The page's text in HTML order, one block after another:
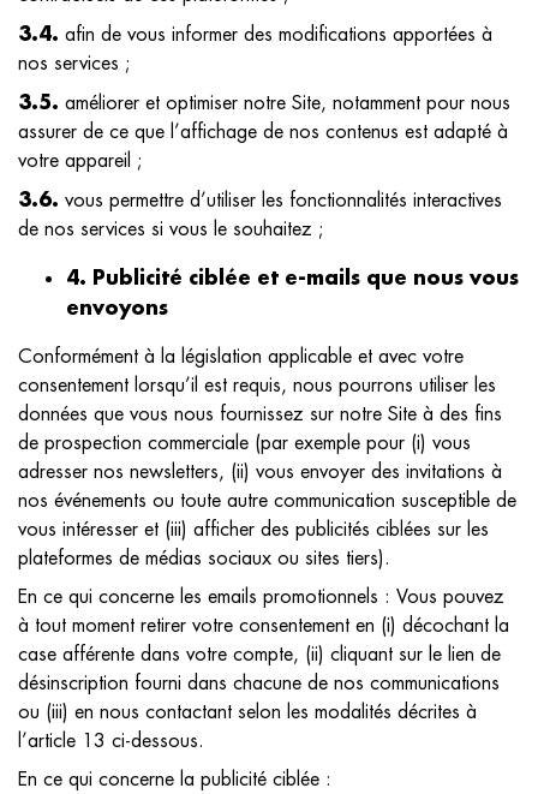
Nos ressources
Nos moyens techniques
Nos certifications
Nos adhérents
Nous contacter
3.4. afin de vous informer des modifications apportées à
nos services ;
3.5. améliorer et optimiser notre Site, notamment pour nous
assurer de ce que l’affichage de nos contenus est adapté à
votre appareil ;
3.6. vous permettre d’utiliser les fonctionnalités interactives
de nos services si vous le souhaitez ;
4. Publicité ciblée et e-mails que nous vous
envoyons
Conformément à la législation applicable et avec votre
consentement lorsqu’il est requis, nous pourrons utiliser les
données que vous nous fournissez sur notre Site à des fins
de prospection commerciale (par exemple pour (i) vous
adresser nos newsletters, (ii) vous envoyer des invitations à
nos événements ou toute autre communication susceptible de
vous intéresser et (iii) afficher des publicités ciblées sur les
plateformes de médias sociaux ou sites tiers).
En ce qui concerne les emails promotionnels : Vous pouvez
à tout moment retirer votre consentement en (i) décochant la
case afférente dans votre compte, (ii) cliquant sur le lien de
désinscription fourni dans chacune de nos communications
ou (iii) en nous contactant selon les modalités décrites à
l’article 13 ci-dessous.
En ce qui concerne la publicité ciblée :